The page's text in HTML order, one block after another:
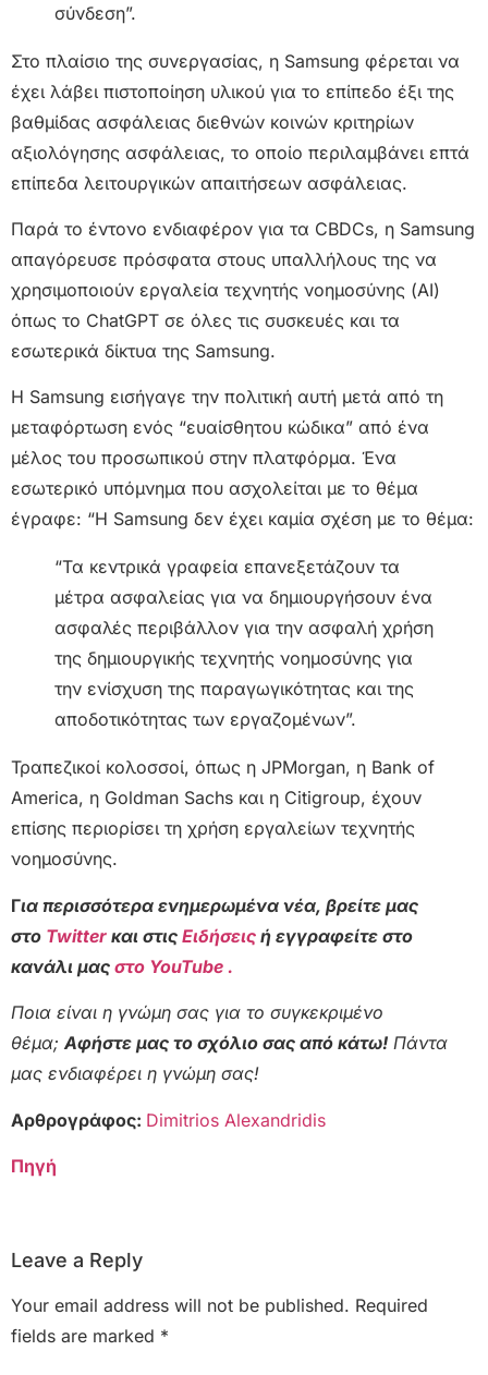
σύνδεση”.
Στο πλαίσιο της συνεργασίας, η Samsung φέρεται να
έχει λάβει πιστοποίηση υλικού για το επίπεδο έξι της
βαθμίδας ασφάλειας διεθνών κοινών κριτηρίων
αξιολόγησης ασφάλειας, το οποίο περιλαμβάνει επτά
επίπεδα λειτουργικών απαιτήσεων ασφάλειας.
Παρά το έντονο ενδιαφέρον για τα CBDCs, η Samsung
απαγόρευσε πρόσφατα στους υπαλλήλους της να
χρησιμοποιούν εργαλεία τεχνητής νοημοσύνης (AI)
όπως το ChatGPT σε όλες τις συσκευές και τα
εσωτερικά δίκτυα της Samsung.
Η Samsung εισήγαγε την πολιτική αυτή μετά από τη
μεταφόρτωση ενός “ευαίσθητου κώδικα” από ένα
μέλος του προσωπικού στην πλατφόρμα. Ένα
εσωτερικό υπόμνημα που ασχολείται με το θέμα
έγραφε: “Η Samsung δεν έχει καμία σχέση με το θέμα:
“Τα κεντρικά γραφεία επανεξετάζουν τα
μέτρα ασφαλείας για να δημιουργήσουν ένα
ασφαλές περιβάλλον για την ασφαλή χρήση
της δημιουργικής τεχνητής νοημοσύνης για
την ενίσχυση της παραγωγικότητας και της
αποδοτικότητας των εργαζομένων”.
Τραπεζικοί κολοσσοί, όπως η JPMorgan, η Bank of
America, η Goldman Sachs και η Citigroup, έχουν
επίσης περιορίσει τη χρήση εργαλείων τεχνητής
νοημοσύνης.
Για περισσότερα ενημερωμένα νέα, βρείτε μας
στο Twitter και στις Ειδήσεις ή εγγραφείτε στο
κανάλι μας στο YouTube .
Ποια είναι η γνώμη σας για το συγκεκριμένο
θέμα;Αφήστε μας το σχόλιο σας από κάτω! Πάντα
μας ενδιαφέρει η γνώμη σας!
Αρθρογράφος: Dimitrios Alexandridis
Πηγή
Leave a Reply
Your email address will not be published. Required
fields are marked *